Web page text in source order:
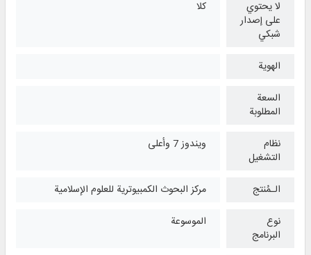
لا يحتوي
على إصدار
شبكي
كلا
الهوية
السعة
المطلوبة
نظام
التشغیل
ويندوز 7 وأعلی
الـمُنتج
مركز البحوث الكمبيوترية للعلوم الإسلامية
نوع
البرنامج
الموسوعة